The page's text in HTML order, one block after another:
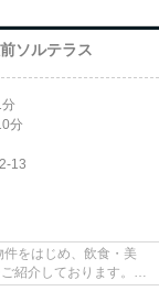
ソルテラス
分
分
13
をはじめ、飲食・美
紹介しております。